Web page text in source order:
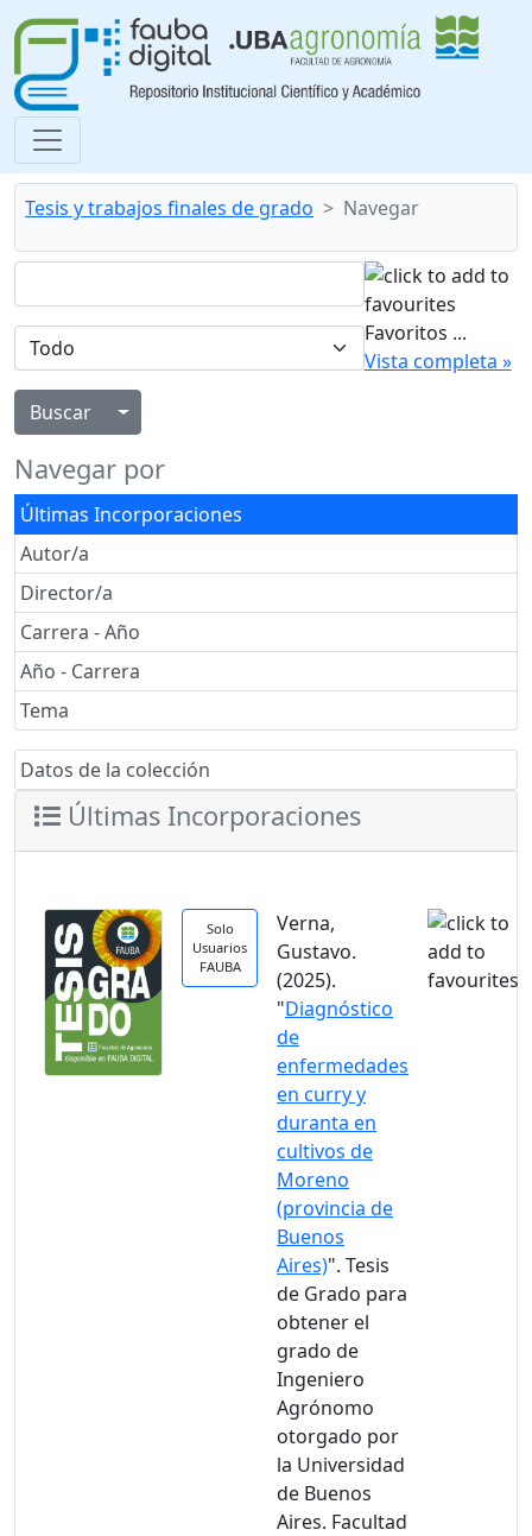
Tesis y trabajos finales de grado Navegar
Alternar menú desplegable
Favoritos ...
Vista completa »
Navegar por
Últimas Incorporaciones
Autor/a
Director/a
Carrera - Año
Año - Carrera
Tema
Datos de la colección
Últimas Incorporaciones
Solo
Usuarios
FAUBA
Verna,
Gustavo.
(2025).
"Diagnóstico
de
enfermedades
en curry y
duranta en
cultivos de
Moreno
(provincia de
Buenos
Aires)". Tesis
de Grado para
obtener el
grado de
Ingeniero
Agrónomo
otorgado por
la Universidad
de Buenos
Aires. Facultad